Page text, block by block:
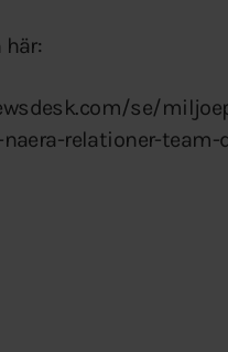
se/
naera-relationer-team-